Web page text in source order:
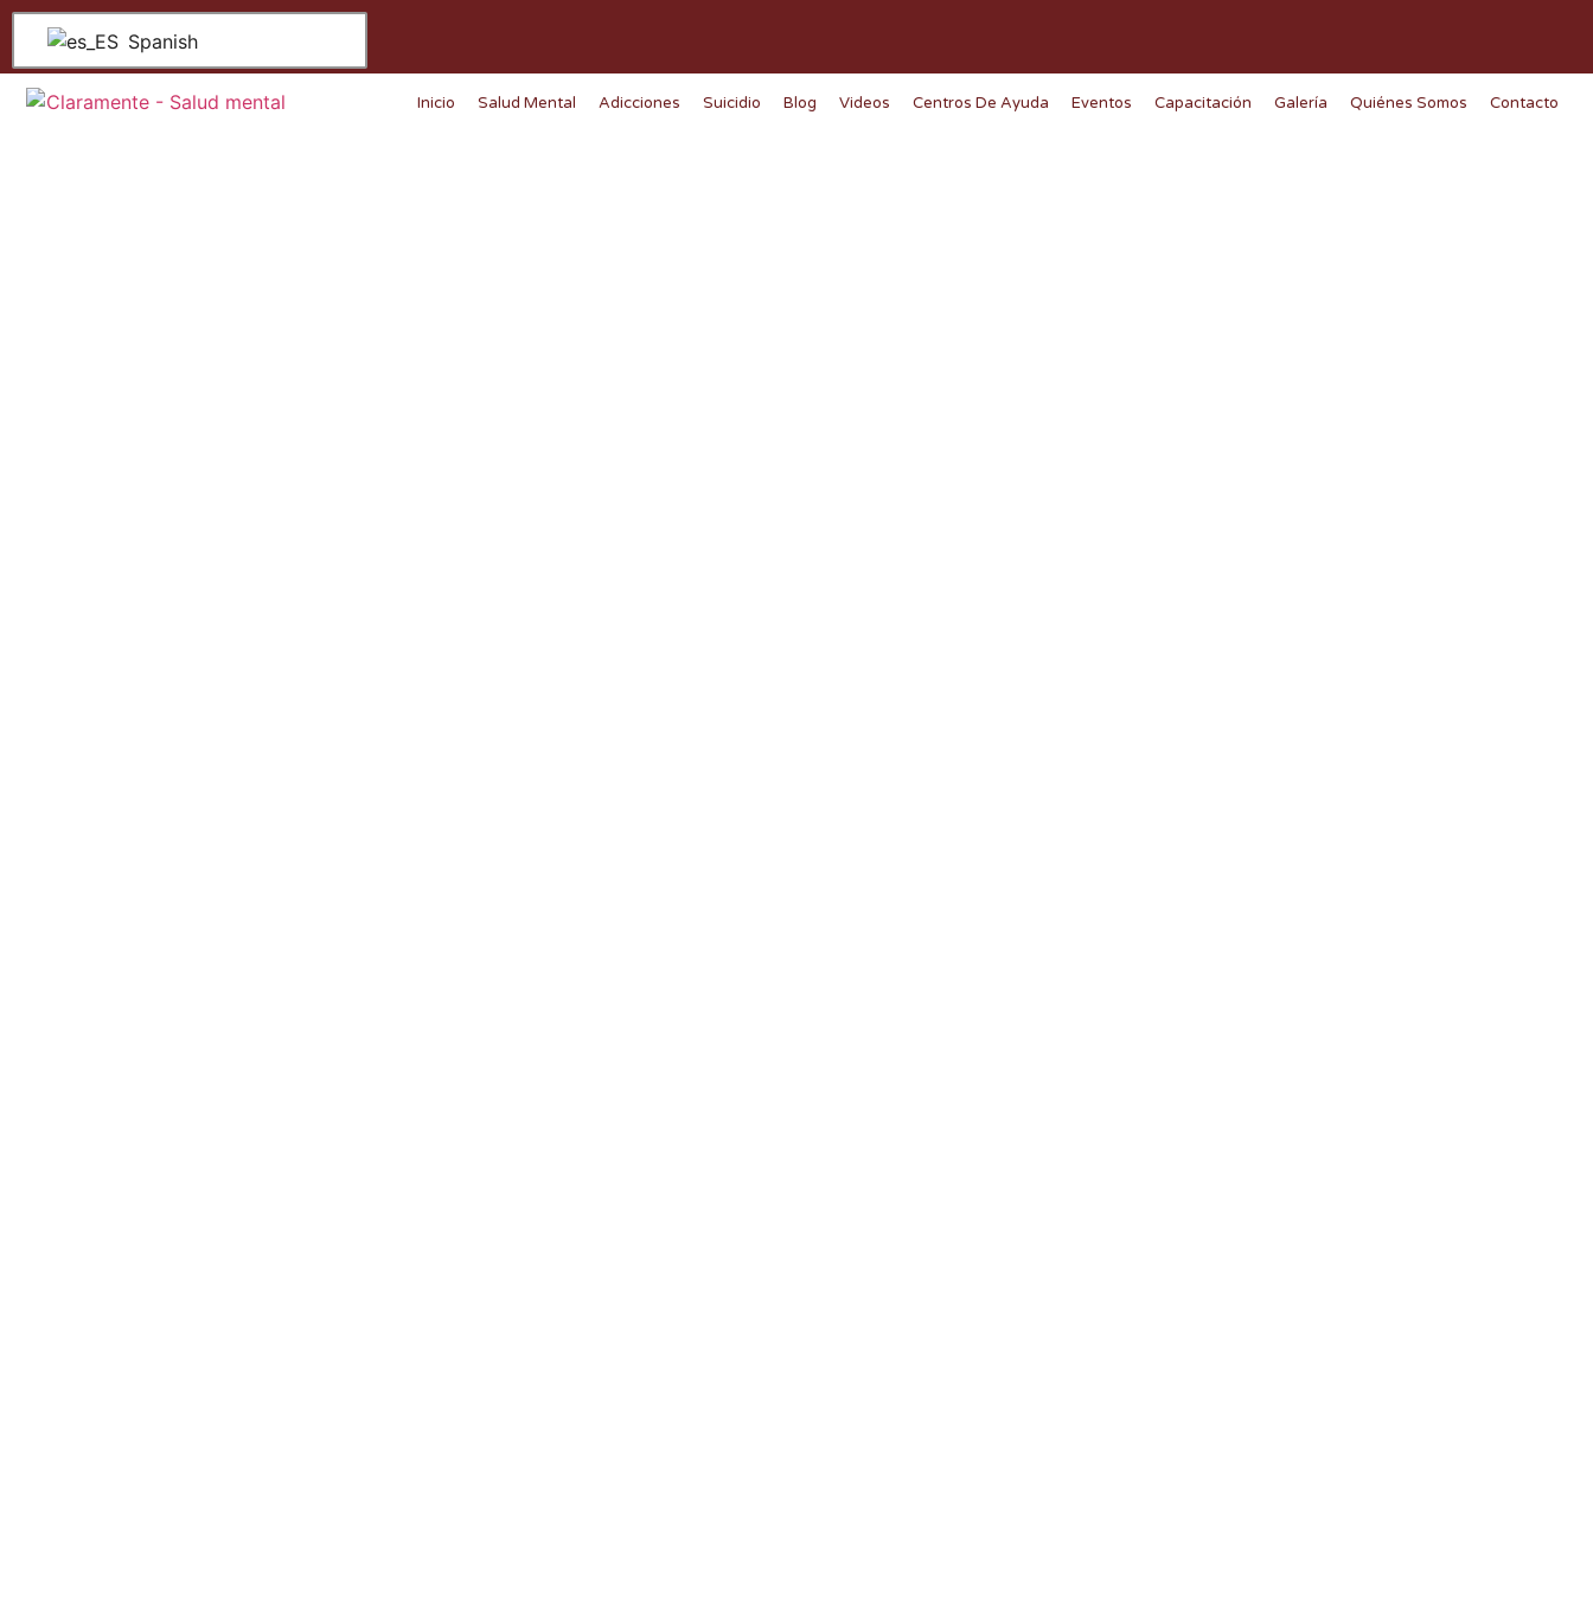
Spanish
Inicio Salud Mental Adicciones Suicidio Blog Videos Centros De Ayuda Eventos Capacitación Galería Quiénes Somos Contacto